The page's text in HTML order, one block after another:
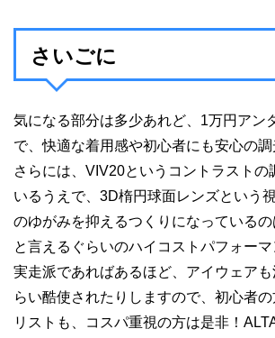
さいごに
気になる部分は多少あれど、1万円アン
で、快適な着用感や初心者にも安心の調
さらには、VIV20というコントラストの
いるうえで、3D楕円球面レンズという
のゆがみを抑えるつくりになっている
と言えるぐらいのハイコストパフォーマ
実走派であればあるほど、アイウェア
らい酷使されたりしますので、初心者
リストも、コスパ重視の方は是非！